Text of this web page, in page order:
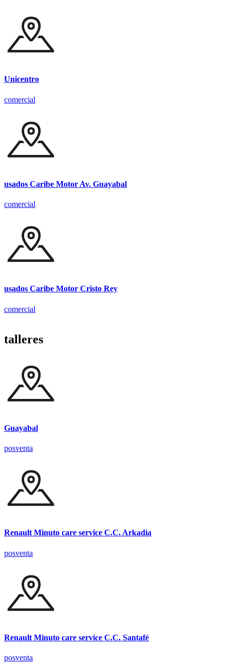
Unicentro
comercial
usados Caribe Motor Av. Guayabal
comercial
usados Caribe Motor Cristo Rey
comercial
talleres
Guayabal
posventa
Renault Minuto care service C.C. Arkadia
posventa
Renault Minuto care service C.C. Santafé
posventa